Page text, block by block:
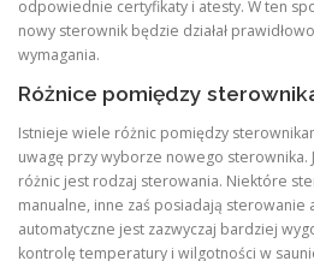
odpowiednie certyfikaty i atesty. W ten
nowy sterownik będzie działał
wymagania.
Różnice pomiędzy
Istnieje wiele różnic pomiędzy
uwagę przy wyborze nowego sterownika.
różnic jest rodzaj sterowania. Niektóre
manualne, inne zaś posiadają sterowanie
automatyczne jest zazwyczaj bardziej
kontrolę temperatury i wilgotności w